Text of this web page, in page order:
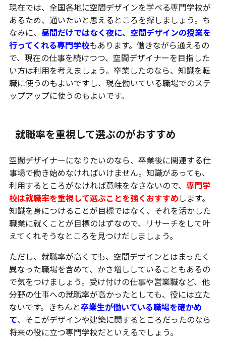
現在では、全国各地に空間デザインを学べる専門学校が
あるため、通いたいと思えるところを探しましょう。ち
なみに、 昼間だけではなく夜に、空間デザインの授業を
行ってくれる専門学校もあります。働きながら通えるの
で、現在の仕事を続けつつ、空間デザイナーを目指した
い方は利用を考えましょう。卒業したのなら、知識を転
職に使うのもよいですし、現在働いている職場でのステ
ップアップに使うのもよいです。
就職率を重視して選ぶのがおすすめ
空間デザイナーになりたいのなら、卒業後に関連する仕
事場で働き始めなければいけません。知識があっても、
利用するところがなければ意味をなさないので、 専門学
校は就職率を重視して選ぶことを強くおすすめします。
知識を身につけることが目標ではなく、それを活かした
職業に就くことが目標のはずなので、リサーチをして叶
えてくれそうなところを見つけだしましょう。
ただし、就職率が高くても、空間デザインとはまったく
異なった職場を含めて、かさ増ししていることもあるの
で気をつけましょう。受け付けの仕事や営業職など、他
分野の仕事への就職率が高かったとしても、役には立た
ないです。きちんと卒業生が働いている職場を確かめ
て、そこがデザインや建築に関するところだったのなら
将来の役に立つ専門学校だといえるでしょう。